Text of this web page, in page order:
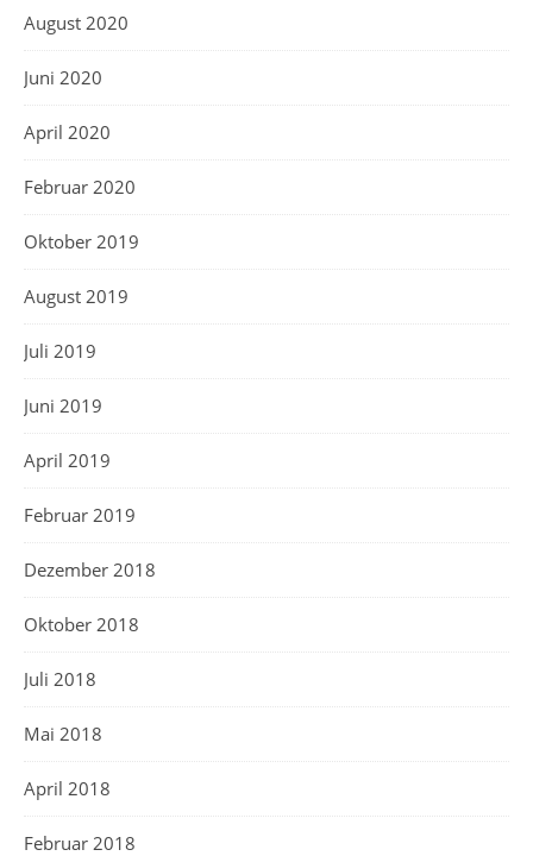
August 2020
Juni 2020
April 2020
Februar 2020
Oktober 2019
August 2019
Juli 2019
Juni 2019
April 2019
Februar 2019
Dezember 2018
Oktober 2018
Juli 2018
Mai 2018
April 2018
Februar 2018